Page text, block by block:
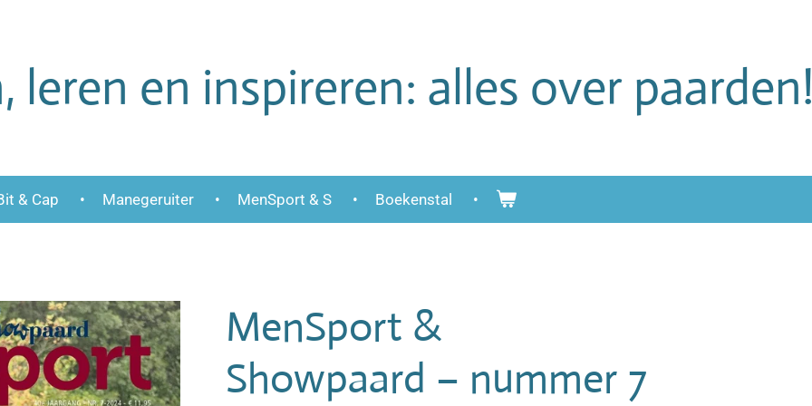
leren en inspireren: alles over
& Cap Manegeruiter MenSport & S Boekenstal
MenSport &
Showpaard – nummer 7